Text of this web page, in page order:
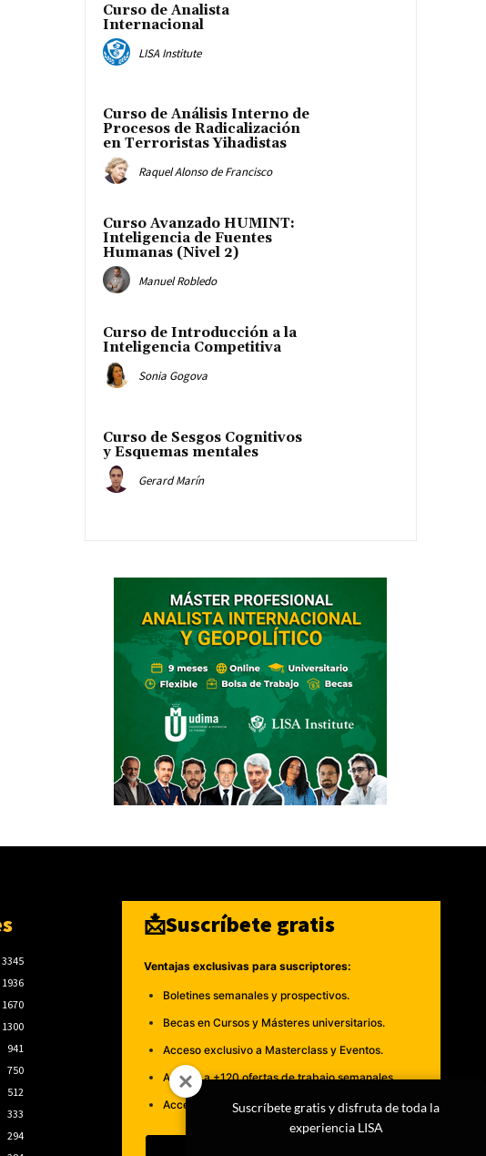
Curso de Analista
Internacional
LISA Institute
Curso de Análisis Interno de
Procesos de Radicalización
en Terroristas Yihadistas
Raquel Alonso de Francisco
Curso Avanzado HUMINT:
Inteligencia de Fuentes
Humanas (Nivel 2)
Manuel Robledo
Curso de Introducción a la
Inteligencia Competitiva
Sonia Gogova
Curso de Sesgos Cognitivos
y Esquemas mentales
Gerard Marín
3345
1936
1670
1300
941
750
512
333
294
📩Suscríbete gratis
Ventajas exclusivas para suscriptores:
Boletines semanales y prospectivos.
Becas en Cursos y Másteres universitarios.
Acceso exclusivo a Masterclass y Eventos.
Acceso a +120 ofertas de trabajo semanales.
Acceso a LISA Comunidad y LISA Challenge.
Suscríbete gratis y disfruta de toda la
experiencia LISA